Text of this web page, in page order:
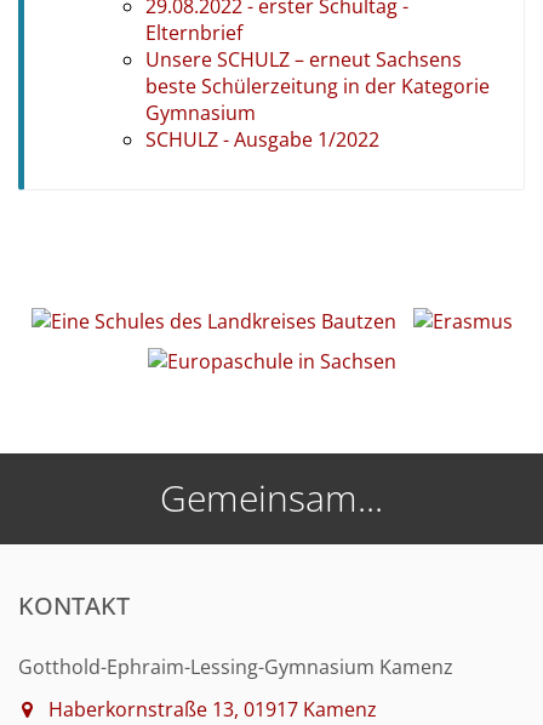
29.08.2022 - erster Schultag -
Elternbrief
Unsere SCHULZ – erneut Sachsens
beste Schülerzeitung in der Kategorie
Gymnasium
SCHULZ - Ausgabe 1/2022
Gemeinsam...
KONTAKT
Gotthold-Ephraim-Lessing-Gymnasium Kamenz
Haberkornstraße 13, 01917 Kamenz